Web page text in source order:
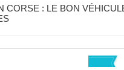
CORSE : LE BON